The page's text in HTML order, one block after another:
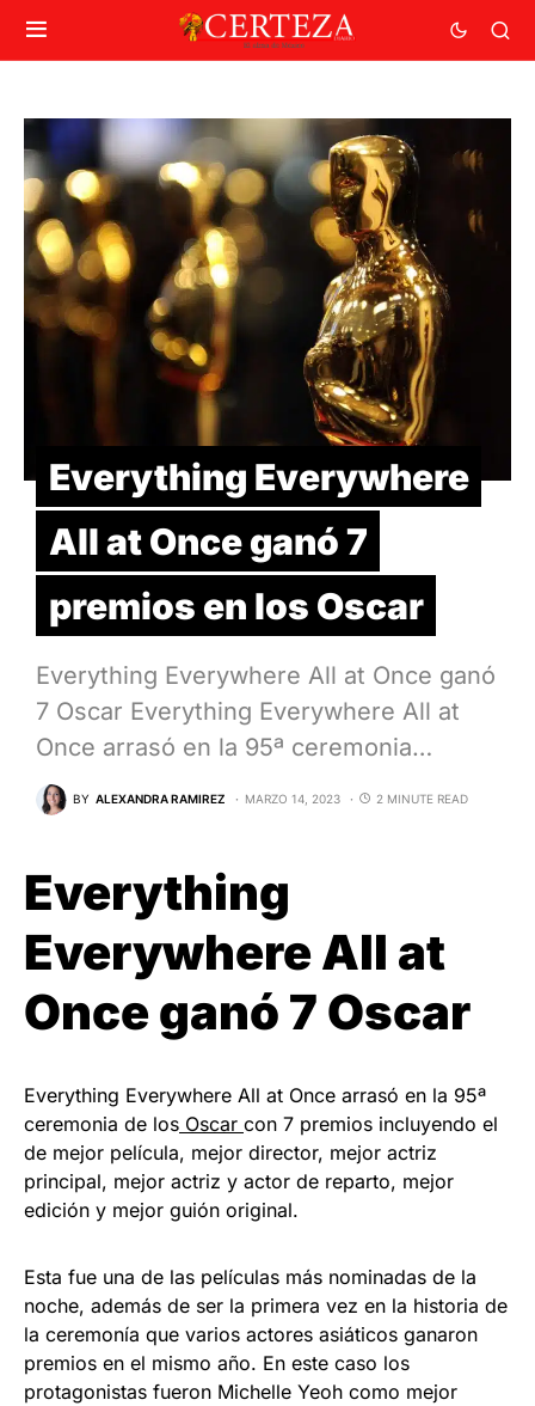
Everything Everywhere
All at Once ganó 7
premios en los Oscar
Everything Everywhere All at Once ganó
7 Oscar Everything Everywhere All at
Once arrasó en la 95ª ceremonia…
BY ALEXANDRA RAMIREZ MARZO 14, 2023 2 MINUTE READ
Everything
Everywhere All at
Once ganó 7 Oscar
Everything Everywhere All at Once arrasó en la 95ª
ceremonia de los Oscar con 7 premios incluyendo el
de mejor película, mejor director, mejor actriz
principal, mejor actriz y actor de reparto, mejor
edición y mejor guión original.
Esta fue una de las películas más nominadas de la
noche, además de ser la primera vez en la historia de
la ceremonía que varios actores asiáticos ganaron
premios en el mismo año. En este caso los
protagonistas fueron Michelle Yeoh como mejor